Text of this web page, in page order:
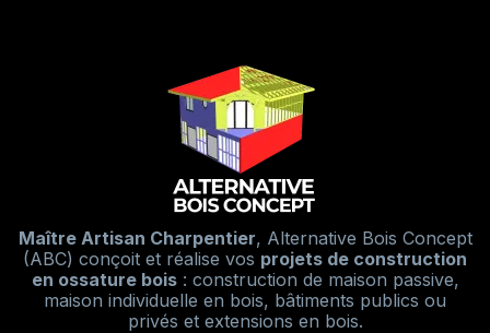
Maître Artisan Charpentier, Alternative Bois Concept
(ABC) conçoit et réalise vos projets de construction
en ossature bois: construction de maison passive,
maison individuelle en bois, bâtiments publics ou
privés et extensions en bois.